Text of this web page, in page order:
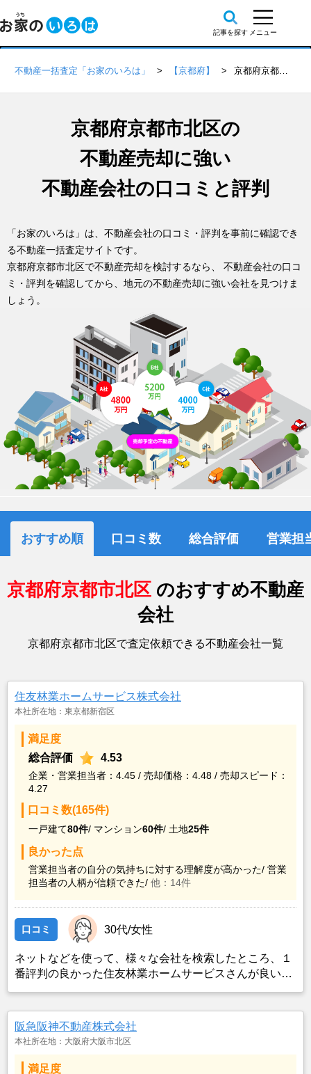
不動産一括査定「お家のいろは」 【京都府】 京都府京都市北区の不動産会社 口コミ・評判一覧
京都府京都市北区の
不動産売却に強い
不動産会社の口コミと評判
「お家のいろは」は、不動産会社の口コミ・評判を事前に確認でき
る不動産一括査定サイトです。
京都府京都市北区で不動産売却を検討するなら、 不動産会社の口コ
ミ・評判を確認してから、地元の不動産売却に強い会社を見つけま
しょう。
おすすめ順 口コミ数 総合評価 営業担
京都府京都市北区 のおすすめ不動産
会社
京都府京都市北区で査定依頼できる不動産会社一覧
住友林業ホームサービス株式会社
本社所在地：東京都新宿区
満足度
総合評価
4.53
企業・営業担当者：4.45 / 売却価格：4.48 / 売却スピード：
4.27
口コミ数(165件)
一戸建て80件/ マンション60件/ 土地25件
良かった点
営業担当者の自分の気持ちに対する理解度が高かった/ 営業
担当者の人柄が信頼できた/ 他：14件
口コミ 30代/女性
ネットなどを使って、様々な会社を検索したところ、１
番評判の良かった住友林業ホームサービスさんが良いの
イスの影響もあった。
阪急阪神不動産株式会社
本社所在地：大阪府大阪市北区
満足度